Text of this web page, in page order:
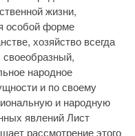
жизни,
особой форме
хозяйство всегда
народное
и по своему
и народную
явлений Лист
рассмотрение этого